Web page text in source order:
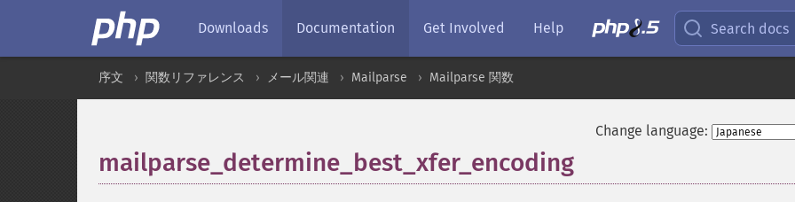
Downloads Documentation Get Involved Help Search docs
序文 関数リファレンス メール関連 Mailparse Mailparse 関数
Change language:
mailparse_determine_best_xfer_encoding